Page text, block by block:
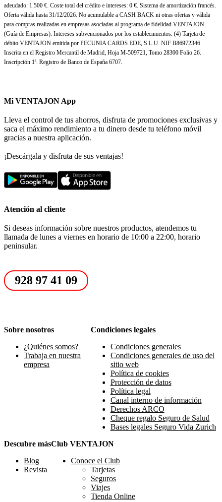
adeudado: 1.500 €. Coste total del crédito e intereses: 0 €. Sistema de amortización francés.
Oferta válida hasta 31/12/2026. No acumulable a CASH BACK ni otras ofertas y válida
para compras realizadas en empresas asociadas al programa de fidelidad VENTAJON
(Guía de Empresas). Intereses subvencionados por los establecimientos. (4) Tarjeta de
débito VENTAJON emitida por PECUNIA CARDS EDE, S.L.U. NIF B86972346
Inscrita en el Registro Mercantil de Madrid, Hoja M-509721, Tomo 28300 Folio 26.
Inscripción 1ª. Registro de Banco de España 6707.
Mi VENTAJON App
Lleva el control de tus ahorros, disfruta de promociones exclusivas y
saca el máximo rendimiento a tu dinero desde tu teléfono móvil
gracias a nuestra aplicación.
¡Descárgala y disfruta de sus ventajas!
Atención al cliente
Si deseas información sobre nuestros productos, atendemos tu
llamada de lunes a viernes en horario de 10:00 a 22:00, horario
peninsular.
928 97 41 09
Sobre nosotros
¿Quiénes somos?
Trabaja en nuestra
empresa
Condiciones legales
Condiciones generales
Condiciones generales de uso del
sitio web
Política de cookies
Protección de datos
Política legal
Canal interno de información
Derechos ARCO
Cheque regalo Seguro de Salud
Bases legales Seguro Vida Zurich
Descubre más
Blog
Revista
Club VENTAJON
Conoce el Club
Tarjetas
Seguros
Viajes
Tienda Online